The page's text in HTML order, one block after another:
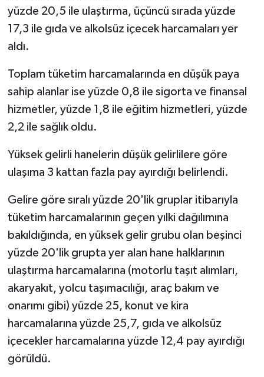
yüzde 20,5 ile ulaştırma, üçüncü sırada yüzde
17,3 ile gıda ve alkolsüz içecek harcamaları yer
aldı.
Toplam tüketim harcamalarında en düşük paya
sahip alanlar ise yüzde 0,8 ile sigorta ve finansal
hizmetler, yüzde 1,8 ile eğitim hizmetleri, yüzde
2,2 ile sağlık oldu.
Yüksek gelirli hanelerin düşük gelirlilere göre
ulaşıma 3 kattan fazla pay ayırdığı belirlendi.
Gelire göre sıralı yüzde 20'lik gruplar itibarıyla
tüketim harcamalarının geçen yılki dağılımına
bakıldığında, en yüksek gelir grubu olan beşinci
yüzde 20'lik grupta yer alan hane halklarının
ulaştırma harcamalarına (motorlu taşıt alımları,
akaryakıt, yolcu taşımacılığı, araç bakım ve
onarımı gibi) yüzde 25, konut ve kira
harcamalarına yüzde 25,7, gıda ve alkolsüz
içecekler harcamalarına yüzde 12,4 pay ayırdığı
görüldü.